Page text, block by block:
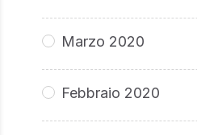
Marzo 2020
Febbraio 2020